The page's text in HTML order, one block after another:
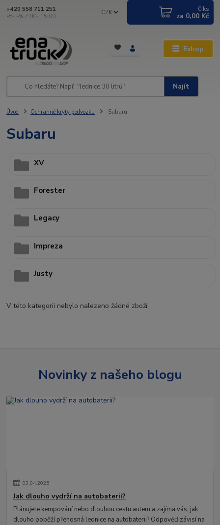
Eshop
CZK
Najít
+420 558 711 251
Po- Pá 7:00- 15:00
0 ks
za 0,00 Kč
Úvod Ochranné kryty podvozku Subaru
Subaru
XV
Forester
Legacy
Impreza
Justy
V této kategorii nebylo nalezeno žádné zboží.
Novinky z našeho blogu
03.04.2025
Jak dlouho vydrží na autobaterii?
Plánujete kempování nebo dlouhou cestu autem a zajímá vás, jak
dlouho poběží přenosná lednice na autobaterii? Odpověď závisí na